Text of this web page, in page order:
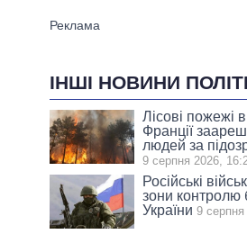
ІНШІ НОВИНИ
Лісові пожежі
Франції
людей за
9 серпня 2026,
Російські
зони контролю
України 9